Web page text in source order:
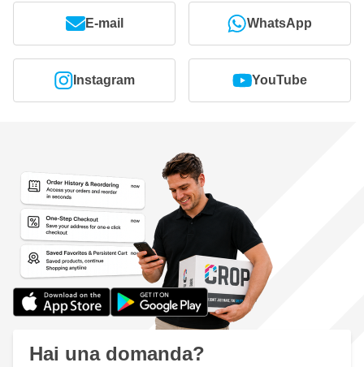
E-mail WhatsApp
Instagram YouTube
Hai una domanda?